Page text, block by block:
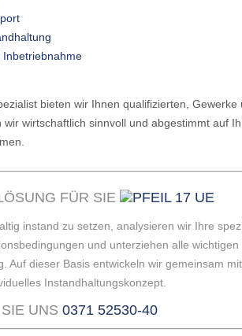
bieten wir Ihnen qualifizierten, Gewerke
wir wirtschaftlich sinnvoll und abgestimmt auf
FÜR SIE
instand zu setzen, analysieren wir Ihre
und unterziehen alle
Auf dieser Basis entwickeln wir gemeinsam
Instandhaltungskonzept.
UNS 0371 52530-40